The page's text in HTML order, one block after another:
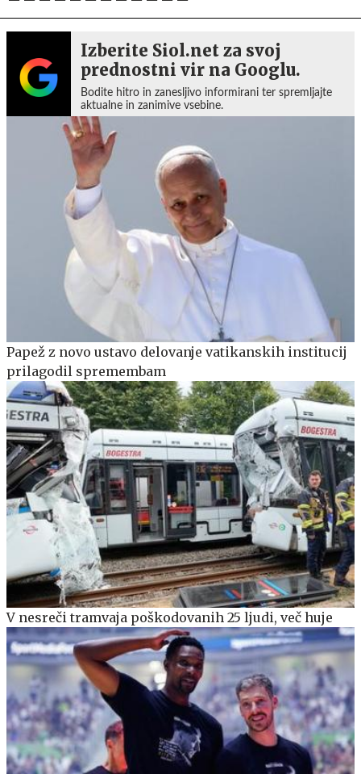
Izberite Siol.net za svoj
prednostni vir na Googlu.
Bodite hitro in zanesljivo informirani ter spremljajte
aktualne in zanimive vsebine.
Papež z novo ustavo delovanje vatikanskih institucij
prilagodil spremembam
V nesreči tramvaja poškodovanih 25 ljudi, več huje